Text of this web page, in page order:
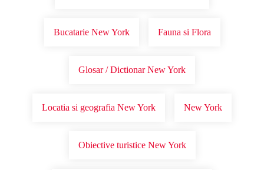
Bucatarie New York Fauna si Flora
Glosar / Dictionar New York
Locatia si geografia New York New York
Obiective turistice New York